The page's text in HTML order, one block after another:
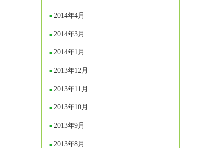
2014年4月
2014年3月
2014年1月
2013年12月
2013年11月
2013年10月
2013年9月
2013年8月